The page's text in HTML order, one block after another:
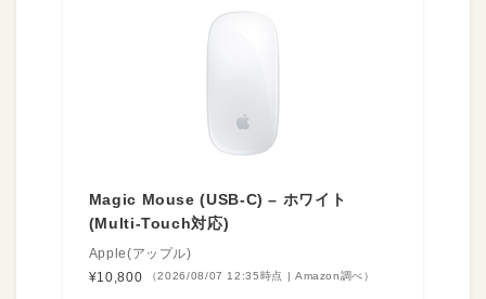
Magic Mouse (USB-C) – ホワイト
(Multi-Touch対応)
Apple(アップル)
¥10,800
（2026/08/07 12:35時点 | Amazon調べ）